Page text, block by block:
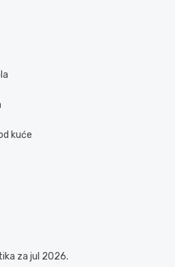
kuće
za jul 2026.